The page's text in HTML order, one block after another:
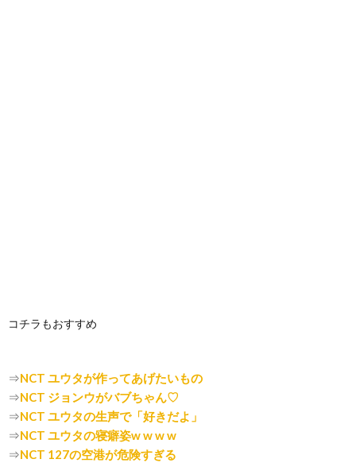
コチラもおすすめ
⇒NCT ユウタが作ってあげたいもの
⇒NCT ジョンウがバブちゃん♡
⇒NCT ユウタの生声で「好きだよ」
⇒NCT ユウタの寝癖姿w w w w
⇒NCT 127の空港が危険すぎる